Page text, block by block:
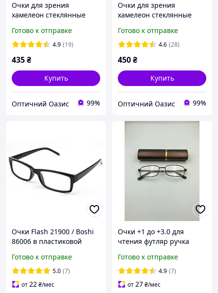
Очки для зрения
хамелеон стеклянные
коричневой линзой очки
фотохромные
Готово к отправке
4.9 (19)
435₴
Купить
Оптичний Оазис 99%
Очки для зрения
хамелеон стеклянные
серой линзой очки
фотохромные Черные
Готово к отправке
4.6 (28)
450₴
Купить
Оптичний Оазис 99%
Очки Flash 21900 / Boshi
86006 в пластиковой
+8.0
Готово к отправке
5.0 (7)
от22₴/мес
Очки +1 до +3.0 для
чтения футляр ручка
лектор крупные с
флексами коричневые
Готово к отправке
4.9 (7)
от27₴/мес